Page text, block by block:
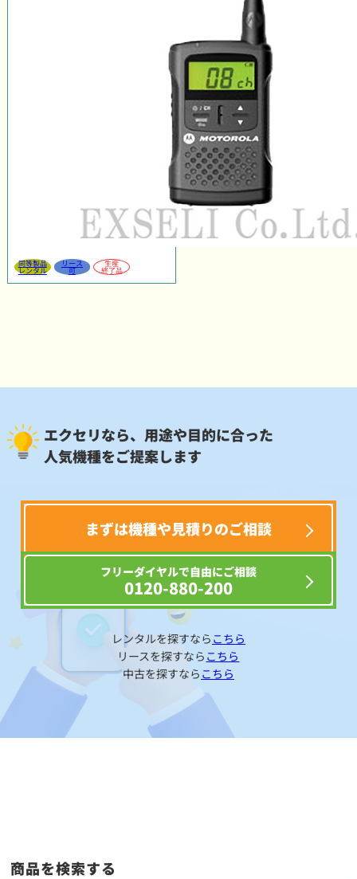
同等製品
レンタル
リース
可
生産
終了品
エクセリなら、用途や目的に合った
人気機種をご提案します
まずは機種や見積りのご相談
フリーダイヤルで自由にご相談
0120-880-200
レンタルを探すなら こちら
リースを探すなら こちら
中古を探すなら こちら
商品を検索する